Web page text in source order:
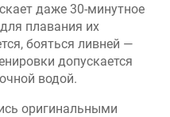
даже 30-минутное
плавания их
бояться ливней —
допускается
водой.
оригинальными